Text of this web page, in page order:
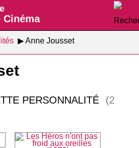
Cinéma
Anne Jousset
PERSONNALITÉ
(2